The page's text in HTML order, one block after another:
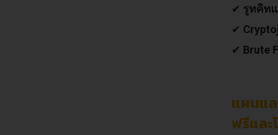
✔ รูทคิท
✔
✔ Brute
แผนแล
ฟรีและ